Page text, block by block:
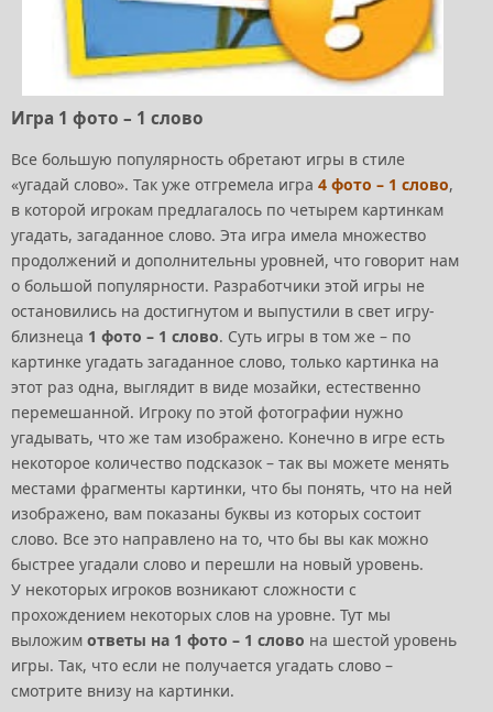
Игра 1 фото – 1 слово
Все большую популярность обретают игры в стиле
«угадай слово». Так уже отгремела игра 4 фото – 1 слово,
в которой игрокам предлагалось по четырем картинкам
угадать, загаданное слово. Эта игра имела множество
продолжений и дополнительны уровней, что говорит нам
о большой популярности. Разработчики этой игры не
остановились на достигнутом и выпустили в свет игру-
близнеца 1 фото – 1 слово. Суть игры в том же – по
картинке угадать загаданное слово, только картинка на
этот раз одна, выглядит в виде мозайки, естественно
перемешанной. Игроку по этой фотографии нужно
угадывать, что же там изображено. Конечно в игре есть
некоторое количество подсказок – так вы можете менять
местами фрагменты картинки, что бы понять, что на ней
изображено, вам показаны буквы из которых состоит
слово. Все это направлено на то, что бы вы как можно
быстрее угадали слово и перешли на новый уровень.
У некоторых игроков возникают сложности с
прохождением некоторых слов на уровне. Тут мы
выложим ответы на 1 фото – 1 слово на шестой уровень
игры. Так, что если не получается угадать слово –
смотрите внизу на картинки.